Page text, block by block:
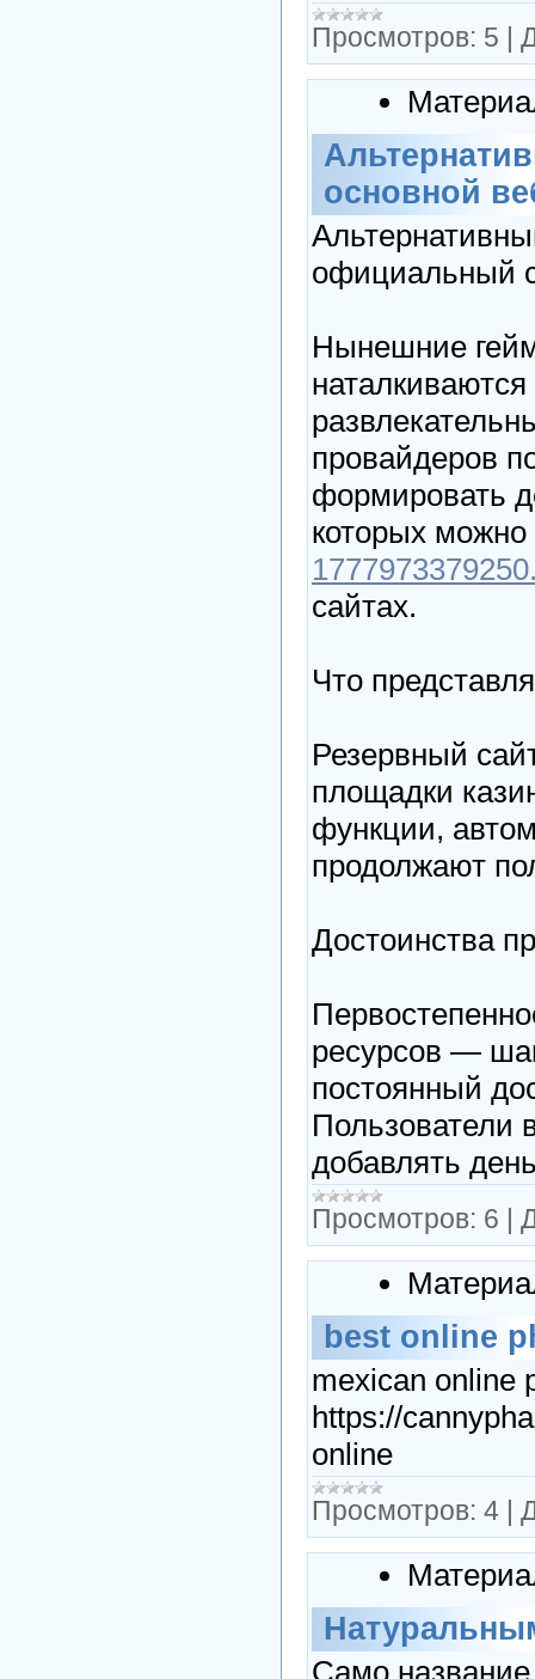
Просмотров: 5 |
основной
официальный
Нынешние
провайдеров
формировать
которых
сайтах.
Что
Резервный
площадки
функции,
продолжают
Достоинства
ресурсов —
постоянный
Пользователи
добавлять
Просмотров: 6 |
best online
mexican online
https://
online
Просмотров: 4 |
Само